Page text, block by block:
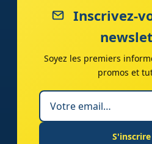
Inscrivez-
Soyez les premiers
promos et